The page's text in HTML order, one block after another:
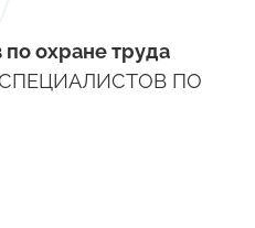
охране труда
ПО